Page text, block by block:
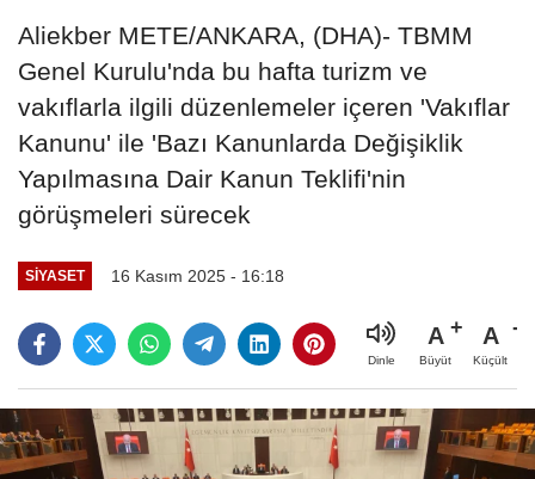
Aliekber METE/ANKARA, (DHA)- TBMM
Genel Kurulu'nda bu hafta turizm ve
vakıflarla ilgili düzenlemeler içeren 'Vakıflar
Kanunu' ile 'Bazı Kanunlarda Değişiklik
Yapılmasına Dair Kanun Teklifi'nin
görüşmeleri sürecek
SIYASET 16 Kasım 2025 - 16:18
Dinle
A
Büyüt
A
Küçült